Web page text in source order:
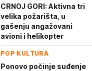
CRNOJ GORI: Aktivna tri
velika požarišta, u
gašenju angažovani
avioni i helikopter
POP KULTURA
Ponovo počinje suđenje